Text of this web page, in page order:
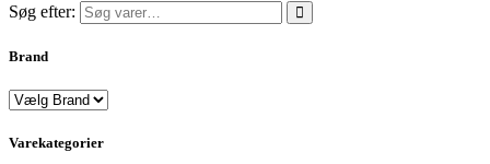
Søg efter:
Brand
Varekategorier